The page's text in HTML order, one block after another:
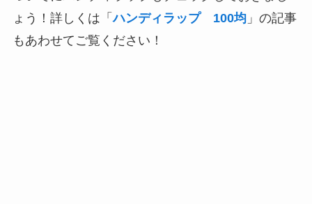
ょう！詳しくは「ハンディラップ 100均」の記事
もあわせてご覧ください！